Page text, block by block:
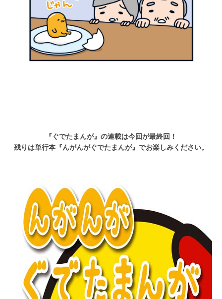
『ぐでたまんが』の連載は今回が最終回！
残りは単行本『んがんがぐでたまんが』でお楽しみください。